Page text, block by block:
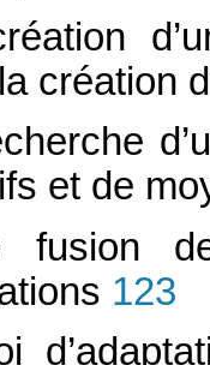
création
et de
fusion
123